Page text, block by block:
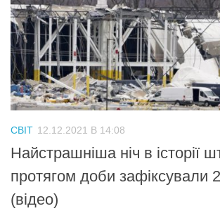
СВІТ 12.12.2021 В 14:08
Найстрашніша ніч в історії
протягом доби зафіксували
(відео)